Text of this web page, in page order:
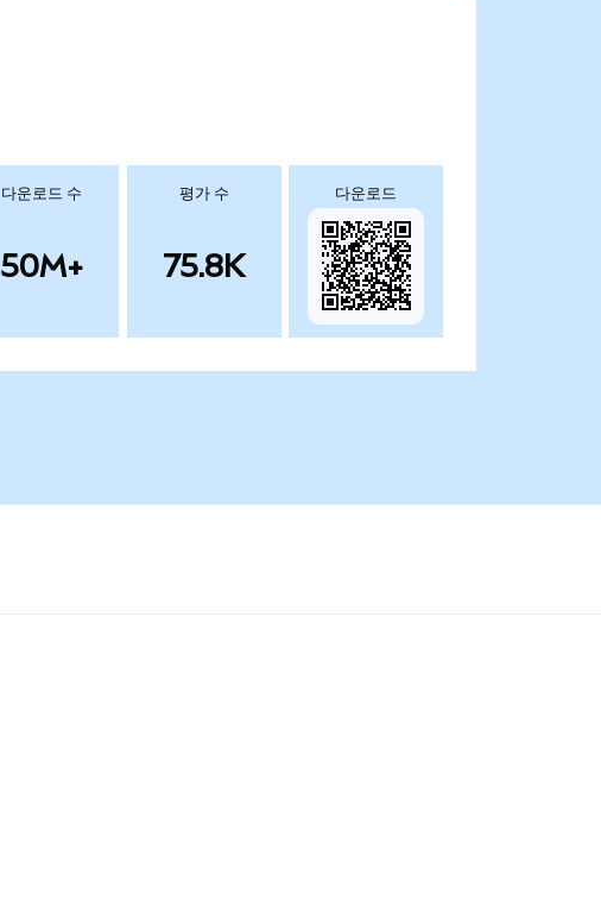
다운로드 수
50M+
평가 수
75.8K
다운로드